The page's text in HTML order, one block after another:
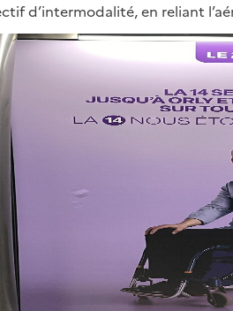
d’intermodalité, en reliant